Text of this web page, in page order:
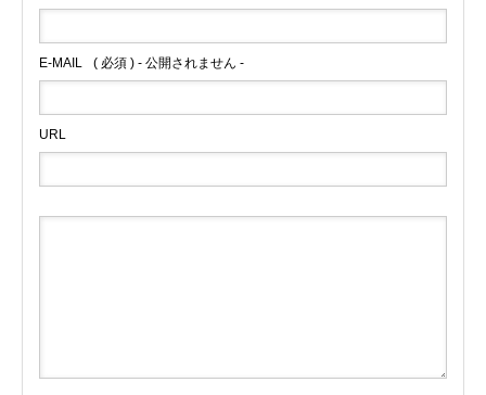
E-MAIL ( 必須 ) - 公開されません -
URL